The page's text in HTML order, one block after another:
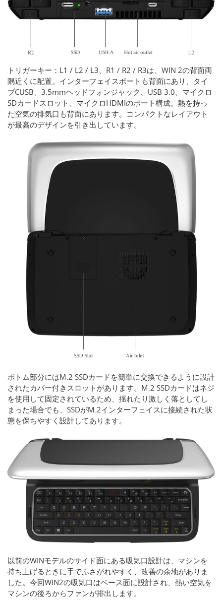
トリガーキー：L1 / L2 / L3、R1 / R2 / R3は、WIN 2の背面両
隅近くに配置。インターフェイスポートも背面にあり、タイ
プCUSB、3.5mmヘッドフォンジャック、USB 3.0、マイクロ
SDカードスロット、マイクロHDMIのポート構成。熱を持っ
た空気の排気口も背面にあります。コンパクトなレイアウト
が最高のデザインを引き出しています。
ボトム部分にはM.2 SSDカードを簡単に交換できるように設計
されたカバー付きスロットがあります。M.2 SSDカードはネジ
を使用して固定されているため、揺れたり激しく落としてし
まった場合でも、SSDがM.2インターフェイスに接続された状
態を保ちやすく設計してあります。
以前のWINモデルのサイド面にある吸気口設計は、マシンを
持ち上げるときに手でふさがれやすく、改善の余地がありま
した。今回WIN2の吸気口はベース面に設計され、熱い空気を
マシンの後ろからファンが排出します。